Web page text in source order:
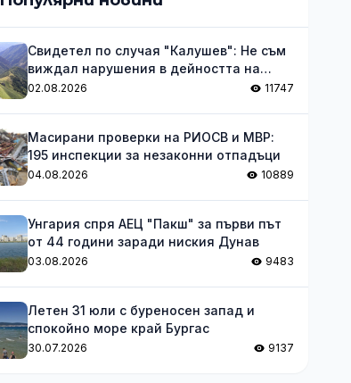
Свидетел по случая "Калушев": Не съм
виждал нарушения в дейността на
групата
02.08.2026 11747
Масирани проверки на РИОСВ и МВР:
195 инспекции за незаконни отпадъци
04.08.2026 10889
Унгария спря АЕЦ "Пакш" за първи път
от 44 години заради ниския Дунав
03.08.2026 9483
Летен 31 юли с буреносен запад и
спокойно море край Бургас
30.07.2026 9137